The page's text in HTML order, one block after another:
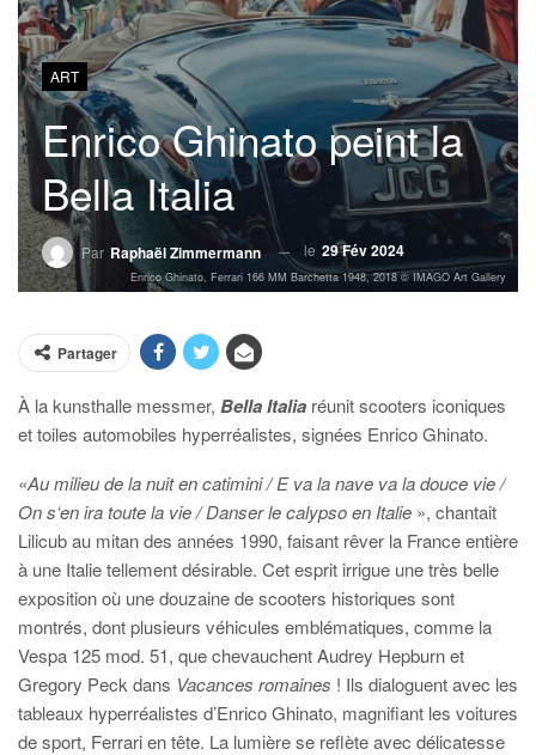
ART
Enrico Ghinato peint la
Bella Italia
Par Raphaël Zimmermann le 29 Fév 2024
Enrico Ghinato, Ferrari 166 MM Barchetta 1948, 2018 © IMAGO Art Gallery
Partager
À la kunsthalle messmer, Bella Italia réunit scooters iconiques
et toiles automobiles hyperréalistes, signées Enrico Ghinato.
«Au milieu de la nuit en catimini / E va la nave va la douce vie /
On s‘en ira toute la vie / Danser le calypso en Italie », chantait
Lilicub au mitan des années 1990, faisant rêver la France entière
à une Italie tellement désirable. Cet esprit irrigue une très belle
exposition où une douzaine de scooters historiques sont
montrés, dont plusieurs véhicules emblématiques, comme la
Vespa 125 mod. 51, que chevauchent Audrey Hepburn et
Gregory Peck dans Vacances romaines ! Ils dialoguent avec les
tableaux hyperréalistes d’Enrico Ghinato, magnifiant les voitures
de sport, Ferrari en tête. La lumière se reflète avec délicatesse